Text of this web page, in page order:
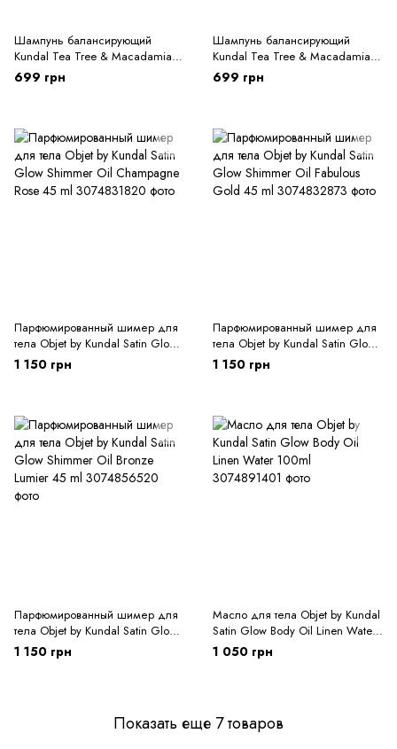
Шампунь балансирующий
Kundal Tea Tree & Macadamia
Deep Cleansing Shampoo White
Musk 500 ml
699 грн
Шампунь балансирующий
Kundal Tea Tree & Macadamia
Deep Cleansing Shampoo Acacia
Moringa 500ml
699 грн
Парфюмированный шимер для
тела Objet by Kundal Satin Glow
Shimmer Oil Champagne Rose
1 150 грн
Парфюмированный шимер для
тела Objet by Kundal Satin Glow
Shimmer Oil Fabulous Gold 45
1 150 грн
Парфюмированный шимер для
тела Objet by Kundal Satin Glow
Shimmer Oil Bronze Lumier 45 ml
1 150 грн
Масло для тела Objet by Kundal
Satin Glow Body Oil Linen Water
100ml
1 050 грн
Показать еще 7 товаров